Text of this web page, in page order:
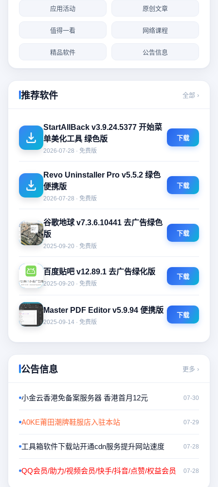
应用活动 原创文章
值得一看 网络课程
精品软件 公告信息
推荐软件 全部 ›
StartAllBack v3.9.24.5377 开始菜
单美化工具 绿色版
2026-07-28 · 免费版
下载
Revo Uninstaller Pro v5.5.2 绿色
便携版
2026-07-28 · 免费版
下载
谷歌地球 v7.3.6.10441 去广告绿色
版
2025-09-20 · 免费版
下载
百度贴吧 v12.89.1 去广告绿化版
2025-09-20 · 免费版
下载
Master PDF Editor v5.9.94 便携版
2025-09-14 · 免费版
下载
公告信息 更多 ›
小金云香港免备案服务器 香港首月12元 07-30
A0KE莆田潮牌鞋服店入驻本站 07-29
工具箱软件下载站开通cdn服务提升网站速度 07-28
QQ会员/助力/视频会员/快手/抖音/点赞/权益会员 07-28